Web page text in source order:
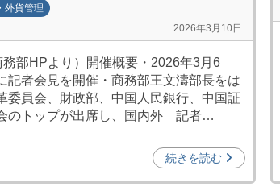
外貨管理
2026年3月10日
務部HPより）開催概要・2026年3月6
記者会見を開催・商務部王文濤部長をは
委員会、財政部、中国人民銀行、中国証
のトップが出席し、国内外 記者…
続きを読む